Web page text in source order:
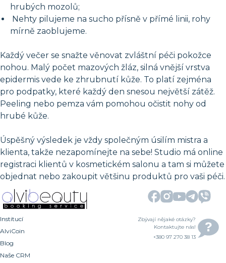
hrubých mozolů;
Nehty pilujeme na sucho přísně v přímé linii, rohy
mírně zaoblujeme.
Každý večer se snažte věnovat zvláštní péči pokožce
nohou. Malý počet mazových žláz, silná vnější vrstva
epidermis vede ke zhrubnutí kůže. To platí zejména
pro podpatky, které každý den snesou největší zátěž.
Peeling nebo pemza vám pomohou očistit nohy od
hrubé kůže.
Úspěšný výsledek je vždy společným úsilím mistra a
klienta, takže nezapomínejte na sebe! Studio má online
registraci klientů v kosmetickém salonu a tam si můžete
objednat nebo zakoupit většinu produktů pro vaši péči.
Institucí
AlviCoin
Blog
Naše CRM
Zbývají nějaké otázky?
Kontaktujte nás!
+380 97 270 38 13